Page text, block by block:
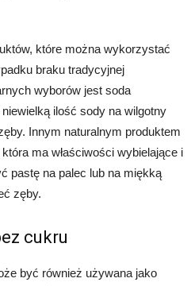
które można wykorzystać
braku tradycyjnej
wyborów jest soda
ilość sody na wilgotny
Innym naturalnym produktem
ma właściwości wybielające i
pastę na palec lub na miękką
zęby.
cukru
być również używana jako